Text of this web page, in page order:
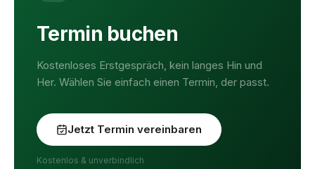
Termin buchen
Kostenloses Erstgespräch, kein langes Hin und
Her. Wählen Sie einfach einen Termin, der passt.
Jetzt Termin vereinbaren
Kostenlos & unverbindlich